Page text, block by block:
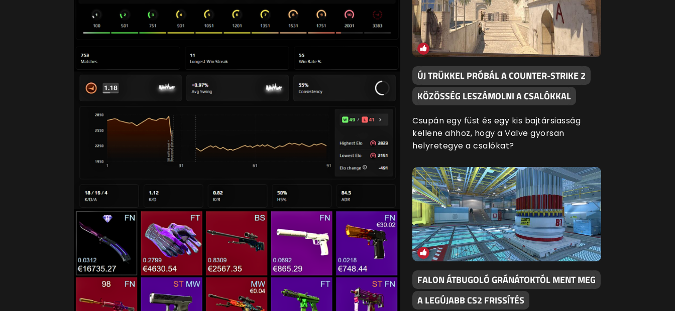
ÚJ TRÜKKEL PRÓBÁL A COUNTER-STRIKE 2
KÖZÖSSÉG LESZÁMOLNI A CSALÓKKAL
Csupán egy füst és egy kis bajtársiasság
kellene ahhoz, hogy a Valve gyorsan
helyretegye a csalókat?
FALON ÁTBUGOLÓ GRÁNÁTOKTÓL MENT MEG
A LEGÚJABB CS2 FRISSÍTÉS